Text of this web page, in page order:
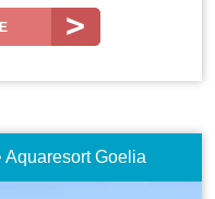
Aquaresort Goelia